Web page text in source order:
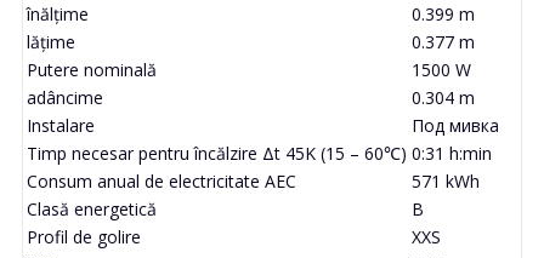
înălţime
0.399 m
lăţime
0.377 m
Putere nominală
1500 W
adâncime
0.304 m
Instalare
Под мивка
Timp necesar pentru încălzire Δt 45K (15 – 60℃) 0:31 h:min
Consum anual de electricitate AEC
571 kWh
Clasă energetică
B
Profil de golire
XXS